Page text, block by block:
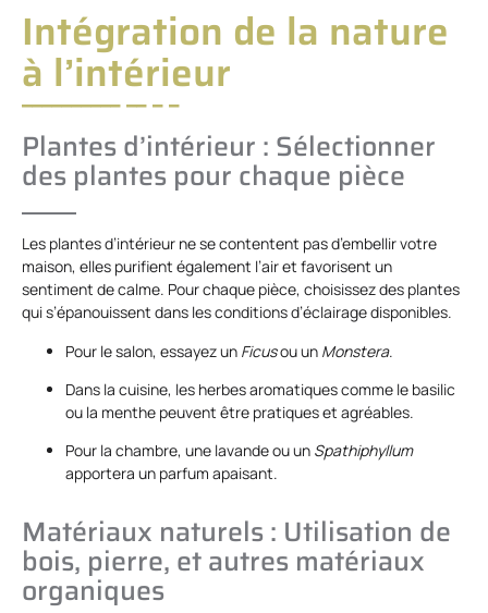
Intégration de la nature
à l’intérieur
Plantes d’intérieur : Sélectionner
des plantes pour chaque pièce
Les plantes d’intérieur ne se contentent pas d’embellir votre
maison, elles purifient également l’air et favorisent un
sentiment de calme. Pour chaque pièce, choisissez des plantes
qui s’épanouissent dans les conditions d’éclairage disponibles.
Pour le salon, essayez un Ficusou un Monstera.
Dans la cuisine, les herbes aromatiques comme le basilic
ou la menthe peuvent être pratiques et agréables.
Pour la chambre, une lavande ou un Spathiphyllum
apportera un parfum apaisant.
Matériaux naturels : Utilisation de
bois, pierre, et autres matériaux
organiques